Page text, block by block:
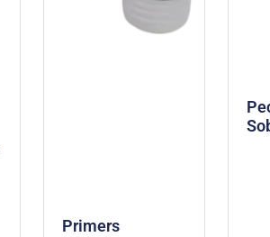
Primers